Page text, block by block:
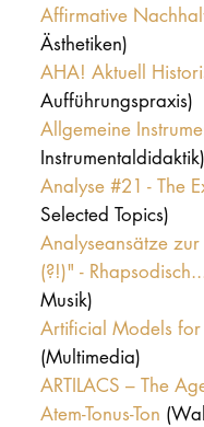
Affirmative
Ästhetiken)
AHA! Aktuell
Aufführungspraxis)
Allgemeine
Instrumentaldidaktik)
Analyse #21 - The
Selected Topics)
Analyseansätze
(?!)" -
Musik)
Artificial Models
(Multimedia)
ARTILACS – The
Atem-Tonus-Ton